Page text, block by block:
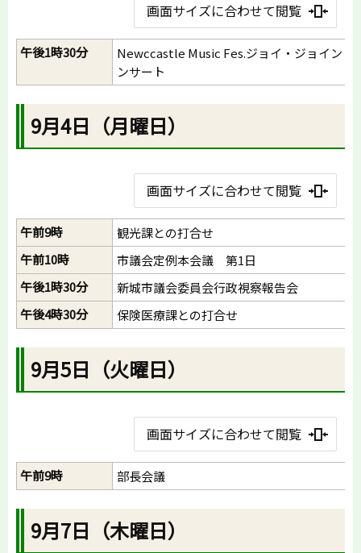
画面サイズに合わせて閲覧
午後1時30分
Newccastle Music Fes.ジョイ・ジョイント
ンサート
9月4日（月曜日）
画面サイズに合わせて閲覧
午前9時
観光課との打合せ
午前10時
市議会定例本会議 第1日
午後1時30分
新城市議会委員会行政視察報告会
午後4時30分
保険医療課との打合せ
9月5日（火曜日）
画面サイズに合わせて閲覧
午前9時 部長会議
9月7日（木曜日）